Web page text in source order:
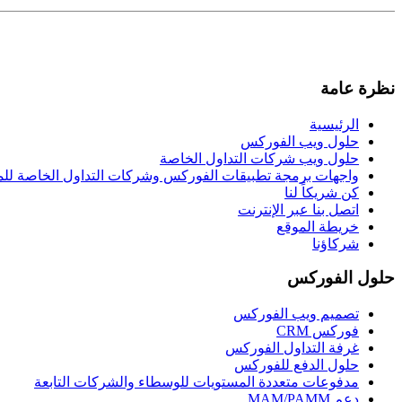
نظرة عامة
الرئيسية
حلول ويب الفوركس
حلول ويب شركات التداول الخاصة
واجهات برمجة تطبيقات الفوركس وشركات التداول الخاصة
كن شريكاً لنا
اتصل بنا عبر الإنترنت
خريطة الموقع
شركاؤنا
حلول الفوركس
تصميم ويب الفوركس
فوركس CRM
غرفة التداول الفوركس
حلول الدفع للفوركس
مدفوعات متعددة المستويات للوسطاء والشركات التابعة